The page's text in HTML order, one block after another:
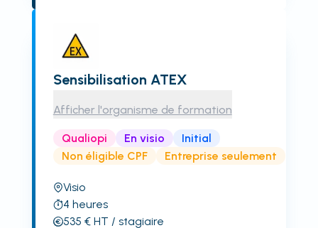
Sensibilisation ATEX
Afficher l'organisme de formation
Qualiopi En visio
Initial
Non éligible CPF
Entreprise seulement
Visio
4 heures
535 € HT / stagiaire